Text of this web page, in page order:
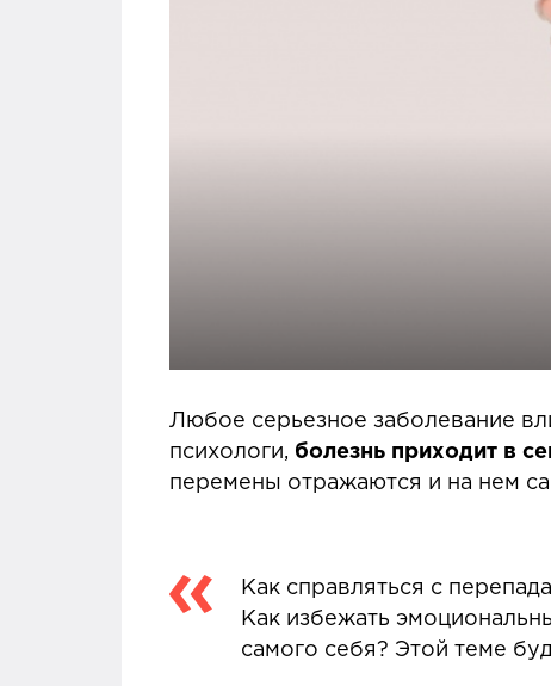
Любое серьезное заболевание
психологи, болезнь приходит в
перемены отражаются и на нем
Как справляться с
Как избежать
самого себя? Этой теме